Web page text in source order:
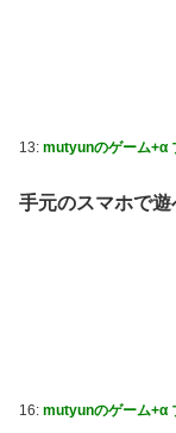
13: mutyunのゲーム+α
手元のスマホで遊
16: mutyunのゲーム+α